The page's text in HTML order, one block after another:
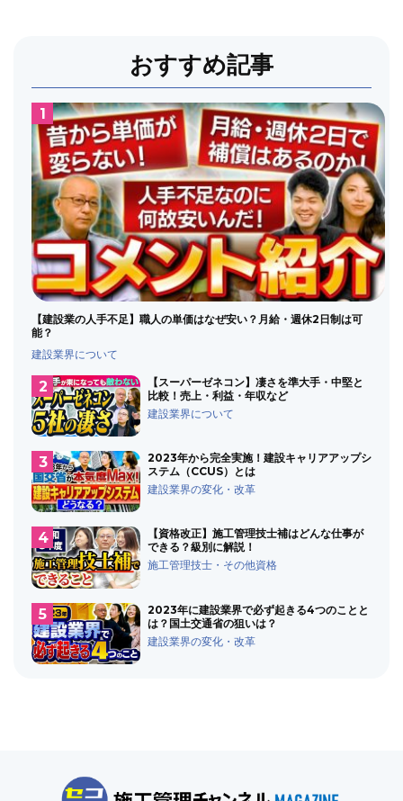
おすすめ記事
【建設業の人手不足】職人の単価はなぜ安い？月給・週休2日制は可
能？
建設業界について
【スーパーゼネコン】凄さを準大手・中堅と
比較！売上・利益・年収など
建設業界について
2023年から完全実施！建設キャリアアップシ
ステム（CCUS）とは
建設業界の変化・改革
【資格改正】施工管理技士補はどんな仕事が
できる？級別に解説！
施工管理技士・その他資格
2023年に建設業界で必ず起きる4つのことと
は？国土交通省の狙いは？
建設業界の変化・改革